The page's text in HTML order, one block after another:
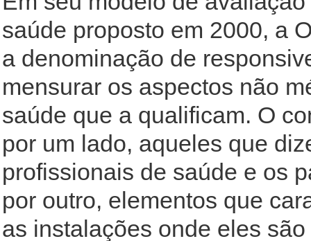
saúde proposto em 2000, a
a denominação de
mensurar os aspectos não
saúde que a qualificam. O
por um lado, aqueles que
profissionais de saúde e os
por outro, elementos que
as instalações onde eles